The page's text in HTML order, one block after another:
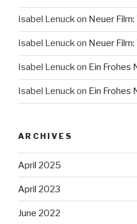
Isabel Lenuckon Neuer
Isabel Lenuckon Neuer
Isabel Lenuckon Ein Frohes
Isabel Lenuckon Ein Frohes
ARCHIVES
April 2025
April 2023
June 2022